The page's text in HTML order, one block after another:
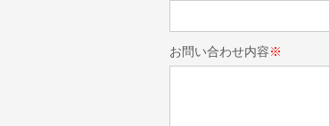
お問い合わせ内容※